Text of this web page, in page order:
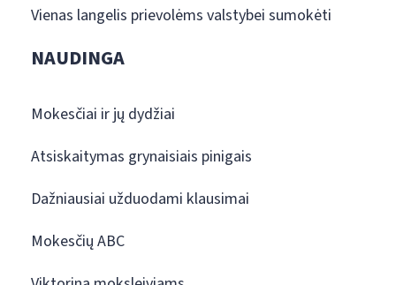
Vienas langelis prievolėms valstybei sumokėti
NAUDINGA
Mokesčiai ir jų dydžiai
Atsiskaitymas grynaisiais pinigais
Dažniausiai užduodami klausimai
Mokesčių ABC